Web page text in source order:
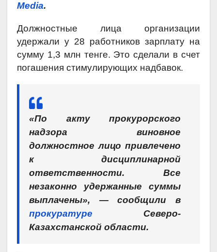
Media.
Должностные лица организации
удержали у 28 работников зарплату на
сумму 1,3 млн тенге. Это сделали в счет
погашения стимулирующих надбавок.
«По акту прокурорского
надзора виновное
должностное лицо привлечено
к дисциплинарной
ответственности. Все
незаконно удержанные суммы
выплачены», — сообщили в
прокуратуре Северо-
Казахстанской области.